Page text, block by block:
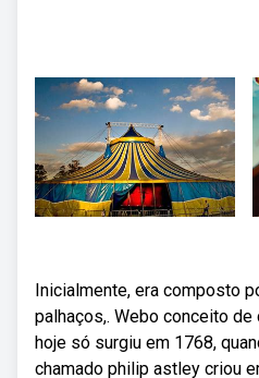
Inicialmente, era composto
palhaços,. Webo conceito
hoje só surgiu em 1768,
chamado philip astley criou